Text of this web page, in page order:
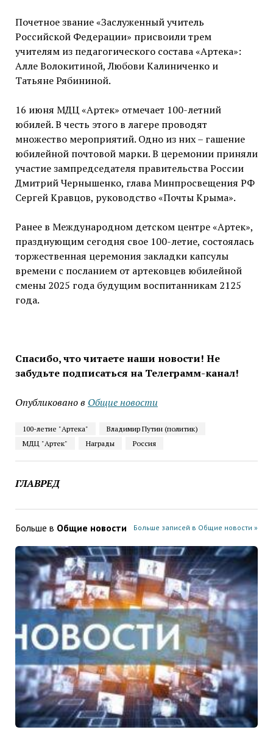
Почетное звание «Заслуженный учитель
Российской Федерации» присвоили трем
учителям из педагогического состава «Артека»:
Алле Волокитиной, Любови Калиниченко и
Татьяне Рябининой.
16 июня МДЦ «Артек» отмечает 100-летний
юбилей. В честь этого в лагере проводят
множество мероприятий. Одно из них – гашение
юбилейной почтовой марки. В церемонии приняли
участие зампредседателя правительства России
Дмитрий Чернышенко, глава Минпросвещения РФ
Сергей Кравцов, руководство «Почты Крыма».
Ранее в Международном детском центре «Артек»,
празднующим сегодня свое 100-летие, состоялась
торжественная церемония закладки капсулы
времени с посланием от артековцев юбилейной
смены 2025 года будущим воспитанникам 2125
года.
Спасибо, что читаете наши новости! Не
забудьте подписаться на Телеграмм-канал!
Опубликовано в Общие новости
100-летие "Артека"
Владимир Путин (политик)
МДЦ "Артек"
Награды Россия
ГЛАВРЕД
Больше в Общие новости Больше записей в Общие новости »